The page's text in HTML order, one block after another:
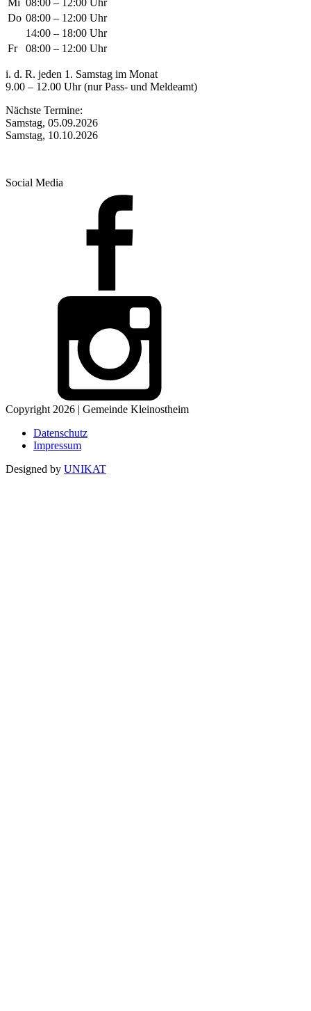
Mi 08:00 – 12:00 Uhr
Do 08:00 – 12:00 Uhr
14:00 – 18:00 Uhr
Fr
08:00 – 12:00 Uhr
i. d. R. jeden 1. Samstag im Monat
9.00 – 12.00 Uhr (nur Pass- und Meldeamt)
Nächste Termine:
Samstag, 05.09.2026
Samstag, 10.10.2026
Social Media
Copyright 2026 | Gemeinde Kleinostheim
Datenschutz
Impressum
Designed by UNIKAT